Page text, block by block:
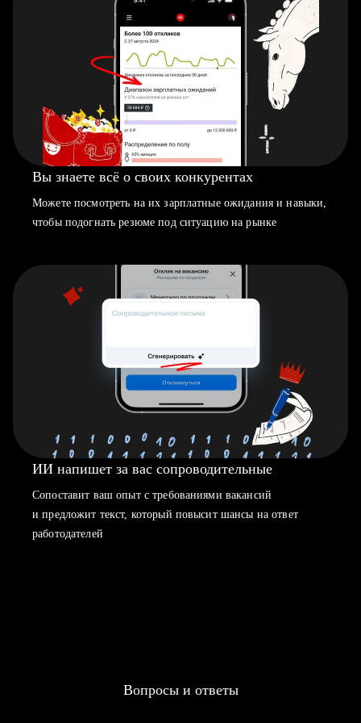
Вы знаете всё о своих конкурентах
Можете посмотреть на их зарплатные ожидания и навыки,
чтобы подогнать резюме под ситуацию на рынке
ИИ напишет за вас сопроводительные
Сопоставит ваш опыт с требованиями вакансий
и предложит текст, который повысит шансы на ответ
работодателей
Вопросы и ответы